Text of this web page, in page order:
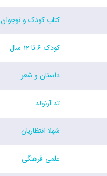
کتاب کودک و نوجوان
کودک 6 تا 12 سال
داستان و شعر
تد آرنولد
شهلا انتظاریان
علمی فرهنگی